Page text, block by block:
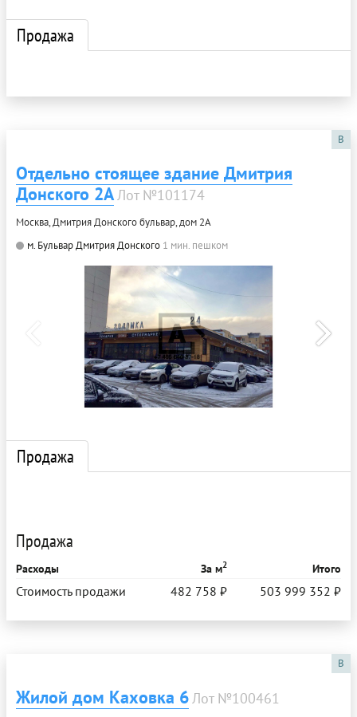
Продажа
B
Отдельно стоящее здание Дмитрия
Донского 2АЛот №101174
Москва, Дмитрия Донского бульвар, дом 2А
м. Бульвар Дмитрия Донского 1 мин. пешком
Продажа
Продажа
Расходы За м2 Итого
Стоимость продажи 482 758 ₽ 503 999 352 ₽
B
Жилой дом Каховка 6Лот №100461